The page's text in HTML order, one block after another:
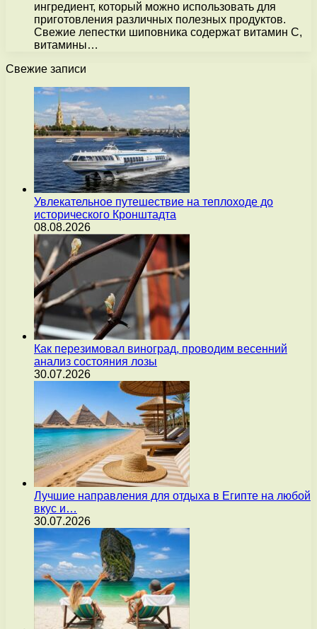
ингредиент, который можно использовать для
приготовления различных полезных продуктов.
Свежие лепестки шиповника содержат витамин С,
витамины…
Свежие записи
Увлекательное путешествие на теплоходе до
исторического Кронштадта
08.08.2026
Как перезимовал виноград, проводим весенний
анализ состояния лозы
30.07.2026
Лучшие направления для отдыха в Египте на любой
вкус и…
30.07.2026